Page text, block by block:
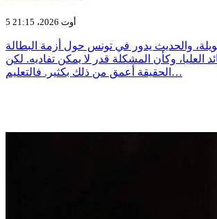
5 أوت 2026، 21:15
والحديث يدور في تونس حول أزمة البطالة
وكأن المشكلة قدر لا يمكن تفاديه. لكن
الحقيقة أعمق من ذلك بكثير. فالتعليم…